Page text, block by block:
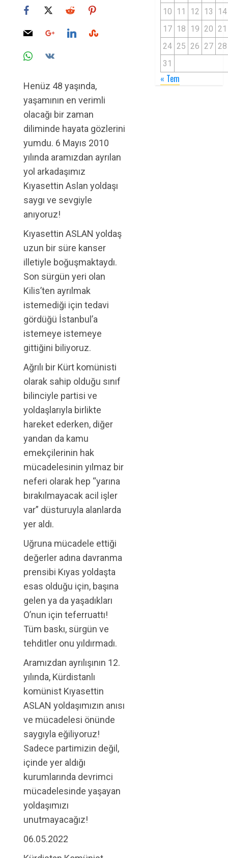
Henüz 48 yaşında,
yaşamının en verimli
olacağı bir zaman
diliminde hayata gözlerini
yumdu. 6 Mayıs 2010
yılında aramızdan ayrılan
yol arkadaşımız
Kıyasettin Aslan yoldaşı
saygı ve sevgiyle
anıyoruz!
Kıyasettin ASLAN yoldaş
uzun bir süre kanser
illetiyle boğuşmaktaydı.
Son sürgün yeri olan
Kilis’ten ayrılmak
istemediği için tedavi
gördüğü İstanbul’a
istemeye istemeye
gittiğini biliyoruz.
Ağrılı bir Kürt komünisti
olarak sahip olduğu sınıf
bilinciyle partisi ve
yoldaşlarıyla birlikte
hareket ederken, diğer
yandan da kamu
emekçilerinin hak
mücadelesinin yılmaz bir
neferi olarak hep “yarına
bırakılmayacak acil işler
var” düsturuyla alanlarda
yer aldı.
Uğruna mücadele ettiği
değerler adına davranma
prensibi Kıyas yoldaşta
esas olduğu için, başına
gelen ya da yaşadıkları
O’nun için teferruattı!
Tüm baskı, sürgün ve
tehditler onu yıldırmadı.
Aramızdan ayrılışının 12.
yılında, Kürdistanlı
komünist Kıyasettin
ASLAN yoldaşımızın anısı
ve mücadelesi önünde
saygıyla eğiliyoruz!
Sadece partimizin değil,
içinde yer aldığı
kurumlarında devrimci
mücadelesinde yaşayan
yoldaşımızı
unutmayacağız!
06.05.2022
10 11 12 13
14
17 18 19 20 21
24 25 26 27 28
31
« Tem